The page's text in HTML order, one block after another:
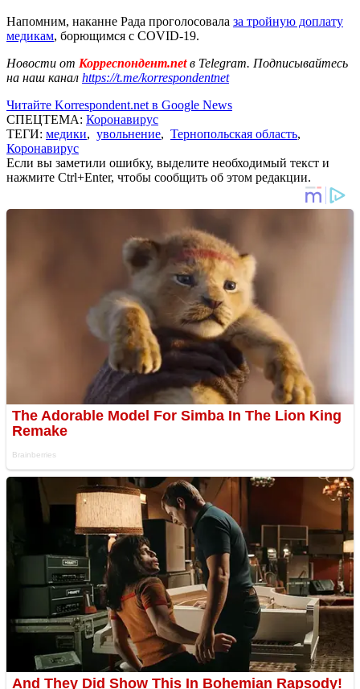
Напомним, наканне Рада проголосовала за тройную доплату
медикам, борющимся с COVID-19.
Новости от Корреспондент.netв Telegram. Подписывайтесь
на наш канал https://t.me/korrespondentnet
Читайте Korrespondent.net в Google News
СПЕЦТЕМА: Коронавирус
ТЕГИ: медики, увольнение, Тернопольская область,
Коронавирус
Если вы заметили ошибку, выделите необходимый текст и
нажмите Ctrl+Enter, чтобы сообщить об этом редакции.